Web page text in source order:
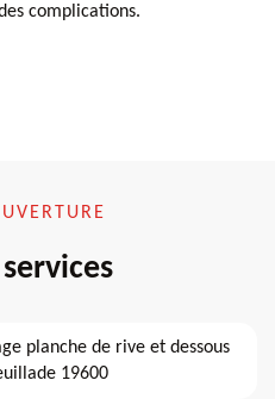
complications.
planche de rive et dessous
19600